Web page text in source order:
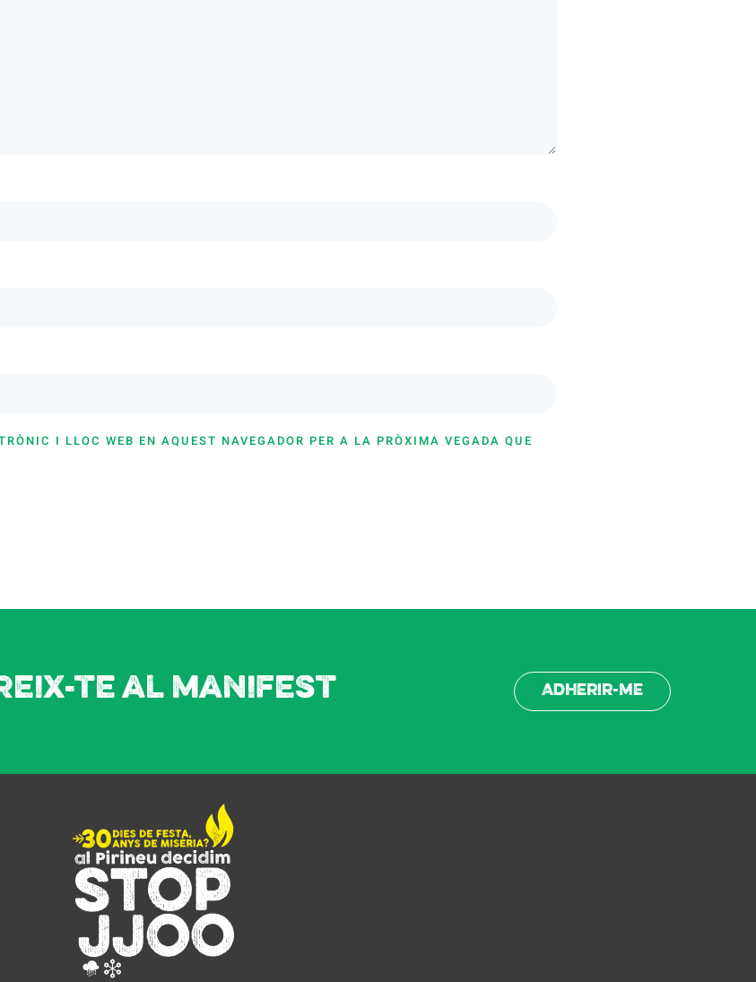
I LLOC WEB EN AQUEST NAVEGADOR PER A LA PRÒXIMA VEGADA QUE
te al manifest Adherir-me